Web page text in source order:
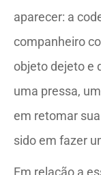
aparecer: a
companheiro
objeto dejeto e
uma pressa,
em retomar
sido em fazer
Em relação a